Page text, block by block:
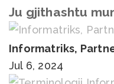
Ju gjithashtu
Informatriks,
Jul 6, 2024